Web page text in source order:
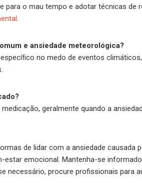
para o mau tempo e adotar técnicas de
.
e ansiedade meteorológica?
no medo de eventos
geralmente quando a
de lidar com a ansiedade causada
estar emocional. Mantenha-se
necessário, procure profissionais para